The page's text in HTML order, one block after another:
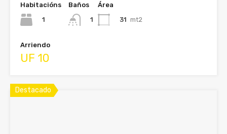
Habitacións
1
Baños
1
Área
31 mt2
Arriendo
UF 10
Destacado